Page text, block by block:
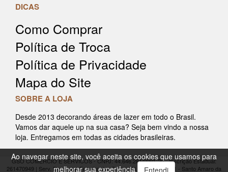
DICAS
Como Comprar
Política de Troca
Política de Privacidade
Mapa do Site
SOBRE A LOJA
Desde 2013 decorando áreas de lazer em todo o Brasil.
Vamos dar aquele up na sua casa? Seja bem vindo a nossa
loja. Entregamos em todas as cidades brasileiras.
GSO COMERCIO E SERVICOS - CNPJ: 44.646.281/0001-20 - Inscrição Estadual:
261470949 | Serv. Domingos Ferreira dos Santos, N.: 91 Armazém 1 - Santo Amaro da
Ao navegar neste site, você aceita os cookies que usamos para
melhorar sua experiência
Entendi